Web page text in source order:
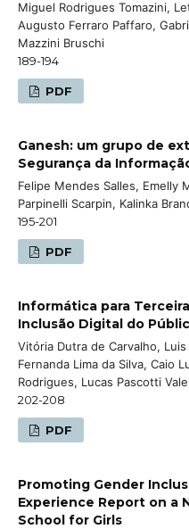
Miguel Rodrigues Tomazini,
Augusto Ferraro Paffaro,
Mazzini Bruschi
189-194
PDF
Ganesh: um grupo de
Segurança da
Felipe Mendes Salles, Emelly
Parpinelli Scarpin, Kalinka
195-201
PDF
Informática para
Inclusão Digital do
Vitória Dutra de Carvalho,
Fernanda Lima da Silva, Caio
Rodrigues, Lucas Pascotti
202-208
PDF
Promoting Gender
Experience Report on a
School for Girls